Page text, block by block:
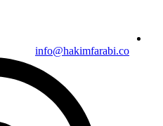
info@hakimfarabi.co